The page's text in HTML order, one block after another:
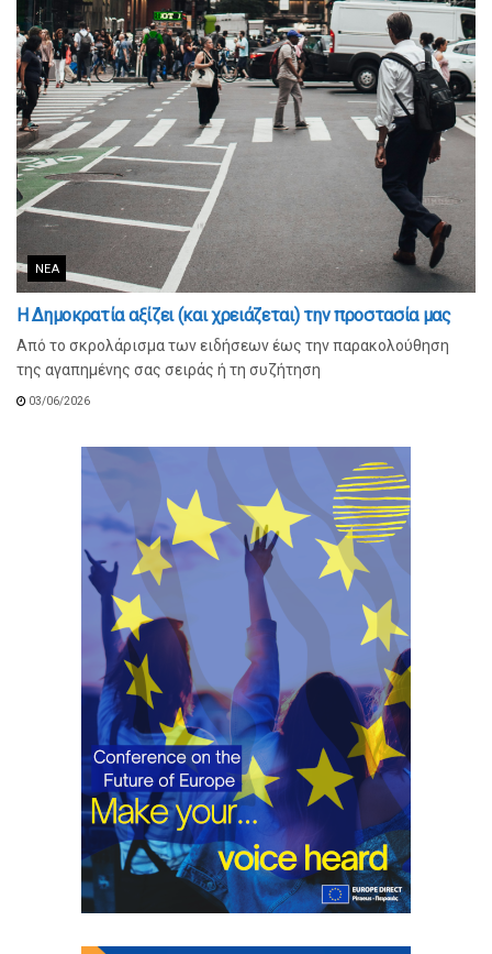
ΝΈΑ
Η Δημοκρατία αξίζει (και χρειάζεται) την προστασία μας
Από το σκρολάρισμα των ειδήσεων έως την παρακολούθηση
της αγαπημένης σας σειράς ή τη συζήτηση
03/06/2026